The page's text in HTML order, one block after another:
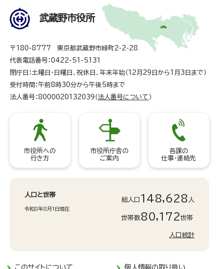
武蔵野市役所
〒180-8777 東京都武蔵野市緑町2-2-28
代表電話番号：0422-51-5131
閉庁日：土曜日・日曜日、祝休日、年末年始（12月29日から1月3日まで）
受付時間：午前8時30分から午後5時まで
法人番号：8000020132039（ 法人番号について ）
市役所への
行き方
市役所庁舎の
ご案内
各課の
仕事・連絡先
人口と世帯
令和8年8月1日現在
総人口 148,628 人
世帯数80,172世帯
人口統計
このサイトについて 個人情報の取り扱い